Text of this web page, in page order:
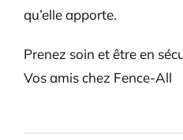
qu’elle apporte.
Prenez soin et être en
Vos amis chez Fence-All